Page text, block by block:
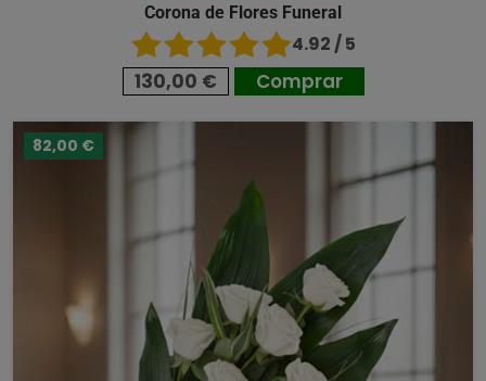
Corona de Flores Funeral
4.92 / 5
130,00 € Comprar
82,00 €